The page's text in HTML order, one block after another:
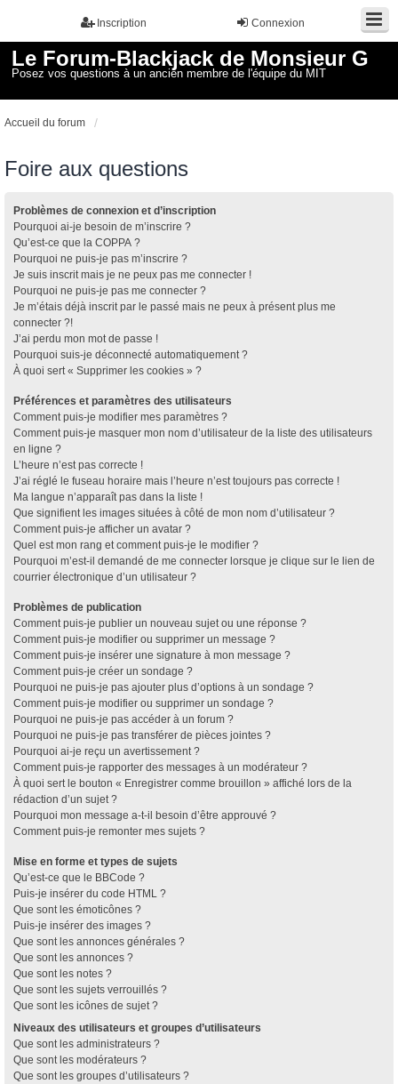
Connexion
Inscription
Le Forum-Blackjack de Monsieur G
Posez vos questions à un ancien membre de l'équipe du MIT
Accueil du forum
Foire aux questions
Problèmes de connexion et d’inscription
Pourquoi ai-je besoin de m’inscrire ?
Qu’est-ce que la COPPA ?
Pourquoi ne puis-je pas m’inscrire ?
Je suis inscrit mais je ne peux pas me connecter !
Pourquoi ne puis-je pas me connecter ?
Je m’étais déjà inscrit par le passé mais ne peux à présent plus me
connecter ?!
J’ai perdu mon mot de passe !
Pourquoi suis-je déconnecté automatiquement ?
À quoi sert « Supprimer les cookies » ?
Préférences et paramètres des utilisateurs
Comment puis-je modifier mes paramètres ?
Comment puis-je masquer mon nom d’utilisateur de la liste des utilisateurs
en ligne ?
L’heure n’est pas correcte !
J’ai réglé le fuseau horaire mais l’heure n’est toujours pas correcte !
Ma langue n’apparaît pas dans la liste !
Que signifient les images situées à côté de mon nom d’utilisateur ?
Comment puis-je afficher un avatar ?
Quel est mon rang et comment puis-je le modifier ?
Pourquoi m’est-il demandé de me connecter lorsque je clique sur le lien de
courrier électronique d’un utilisateur ?
Problèmes de publication
Comment puis-je publier un nouveau sujet ou une réponse ?
Comment puis-je modifier ou supprimer un message ?
Comment puis-je insérer une signature à mon message ?
Comment puis-je créer un sondage ?
Pourquoi ne puis-je pas ajouter plus d’options à un sondage ?
Comment puis-je modifier ou supprimer un sondage ?
Pourquoi ne puis-je pas accéder à un forum ?
Pourquoi ne puis-je pas transférer de pièces jointes ?
Pourquoi ai-je reçu un avertissement ?
Comment puis-je rapporter des messages à un modérateur ?
À quoi sert le bouton « Enregistrer comme brouillon » affiché lors de la
rédaction d’un sujet ?
Pourquoi mon message a-t-il besoin d’être approuvé ?
Comment puis-je remonter mes sujets ?
Mise en forme et types de sujets
Qu’est-ce que le BBCode ?
Puis-je insérer du code HTML ?
Que sont les émoticônes ?
Puis-je insérer des images ?
Que sont les annonces générales ?
Que sont les annonces ?
Que sont les notes ?
Que sont les sujets verrouillés ?
Que sont les icônes de sujet ?
Niveaux des utilisateurs et groupes d’utilisateurs
Que sont les administrateurs ?
Que sont les modérateurs ?
Que sont les groupes d’utilisateurs ?